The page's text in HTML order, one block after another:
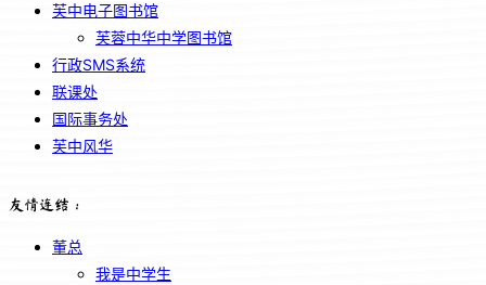
芙中电子图书馆
芙蓉中华中学图书馆
行政SMS系统
联课处
国际事务处
芙中风华
友情连结：
董总
我是中学生